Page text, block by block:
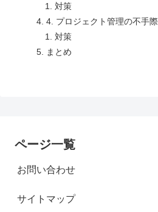
対策
4. プロジェクト管理の不手際
対策
まとめ
ページ一覧
お問い合わせ
サイトマップ